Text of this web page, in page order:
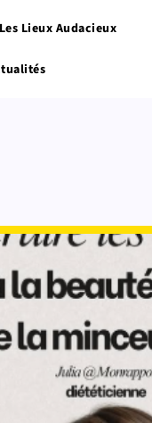
Les Lieux Audacieux